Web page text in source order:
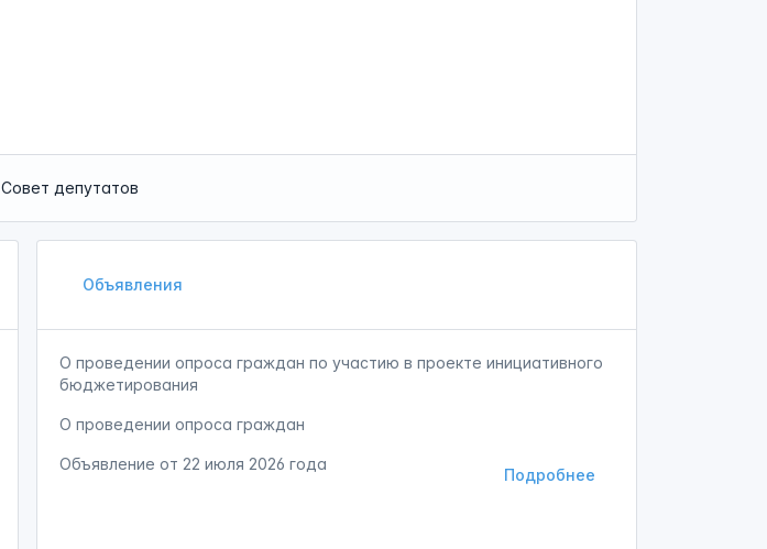
Совет депутатов
Объявления
О проведении опроса граждан по участию в проекте инициативного
бюджетирования
О проведении опроса граждан
Подробнее
Объявление от 22 июля 2026 года